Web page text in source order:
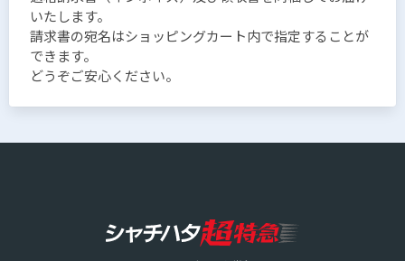
いたします。
請求書の宛名はショッピングカート内で指定することが
できます。
どうぞご安心ください。